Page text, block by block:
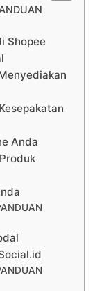
Shopee
Anda